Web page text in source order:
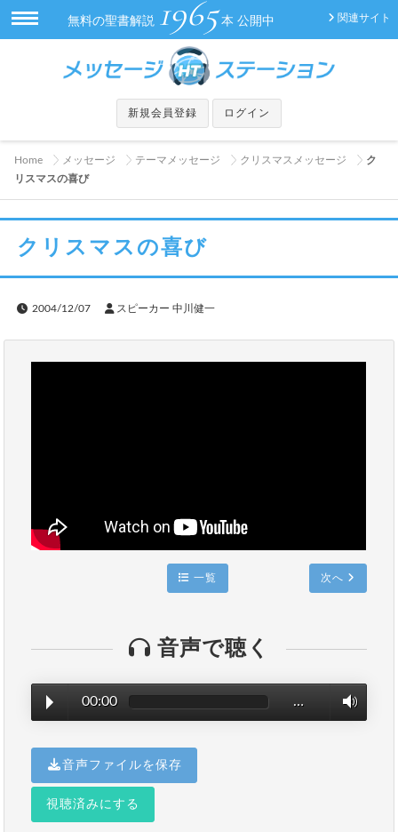
関連サイト
無料の聖書解説 1965 本 公開中
新規会員登録 ログイン
Home メッセージ テーマメッセージ クリスマスメッセージ
ク
リスマスの喜び
クリスマスの喜び
2004/12/07 スピーカー 中川健一
一覧 次へ
音声で聴く
00:00 …
音声ファイルを保存
視聴済みにする